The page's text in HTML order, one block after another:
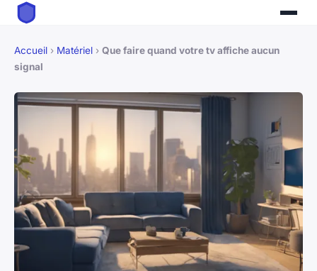
Accueil › Matériel › Que faire quand votre tv affiche aucun
signal